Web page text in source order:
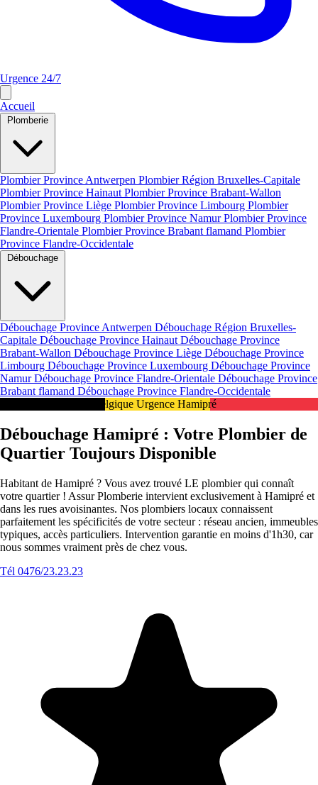
Urgence 24/7
Accueil
Plombier Province Antwerpen Plombier Région Bruxelles-Capitale
Plombier Province Hainaut Plombier Province Brabant-Wallon
Plombier Province Liège Plombier Province Limbourg Plombier
Province Luxembourg Plombier Province NamurPlombier Province
Flandre-Orientale Plombier Province Brabant flamand Plombier
Province Flandre-Occidentale
Débouchage Province Antwerpen Débouchage Région Bruxelles-
Capitale Débouchage Province Hainaut Débouchage Province
Brabant-Wallon Débouchage Province Liège Débouchage Province
Limbourg Débouchage Province Luxembourg Débouchage Province
NamurDébouchage Province Flandre-Orientale Débouchage Province
Brabant flamand Débouchage Province Flandre-Occidentale
Intervention 24/7 en Belgique Urgence Hamipré
Débouchage Hamipré : Votre Plombier de
Quartier Toujours Disponible
Habitant de Hamipré ? Vous avez trouvé LE plombier qui connaît
votre quartier ! Assur Plomberie intervient exclusivement à Hamipré et
dans les rues avoisinantes. Nos plombiers locaux connaissent
parfaitement les spécificités de votre secteur : réseau ancien, immeubles
typiques, accès particuliers. Intervention garantie en moins d'1h30, car
nous sommes vraiment près de chez vous.
Tél 0476/23.23.23